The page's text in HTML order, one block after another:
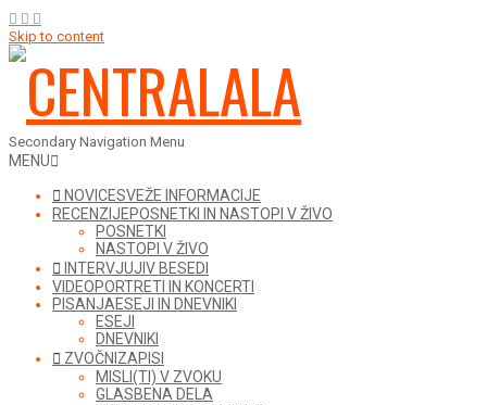
Skip to content
Secondary Navigation Menu
MENU
NOVICESVEŽE INFORMACIJE
RECENZIJEPOSNETKI IN NASTOPI V ŽIVO
POSNETKI
NASTOPI V ŽIVO
INTERVJUJI V BESEDI
VIDEOPORTRETI IN KONCERTI
PISANJAESEJI IN DNEVNIKI
ESEJI
DNEVNIKI
ZVOČNI ZAPISI
MISLI(TI) V ZVOKU
GLASBENA DELA